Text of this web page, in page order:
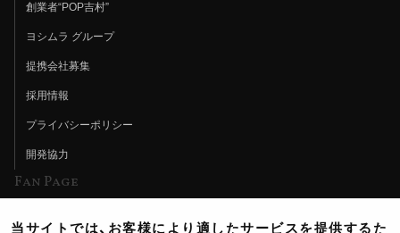
創業者“POP吉村”
ヨシムラ グループ
提携会社募集
採用情報
プライバシーポリシー
開発協力
Fan Page
当サイトでは、お客様により適したサービスを提供するた